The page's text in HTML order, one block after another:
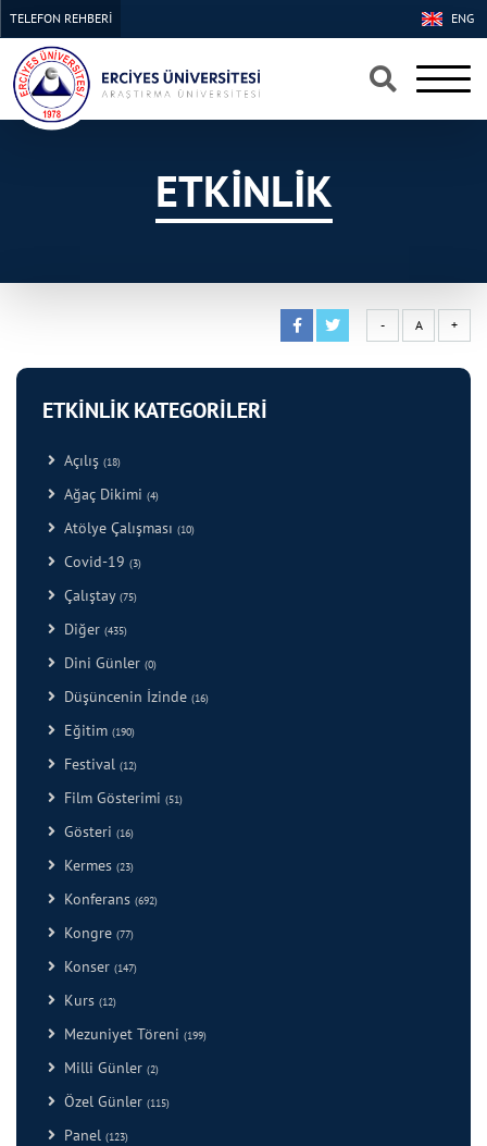
×
×
ENG
TELEFON REHBERİ
ETKİNLİK
- A +
ETKİNLİK KATEGORİLERİ
Açılış (18)
Ağaç Dikimi (4)
Atölye Çalışması (10)
Covid-19 (3)
Çalıştay (75)
Diğer (435)
Dini Günler (0)
Düşüncenin İzinde (16)
Eğitim (190)
Festival (12)
Film Gösterimi (51)
Gösteri (16)
Kermes (23)
Konferans (692)
Kongre (77)
Konser (147)
Kurs (12)
Mezuniyet Töreni (199)
Milli Günler (2)
Özel Günler (115)
Panel (123)